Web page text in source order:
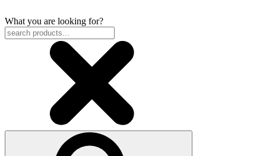
What you are looking for?